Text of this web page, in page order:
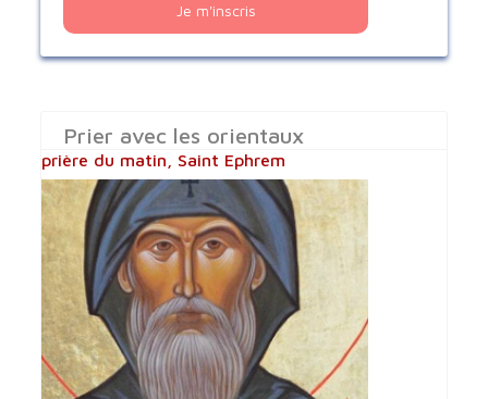
Je m'inscris
Prier avec les orientaux
prière du matin, Saint Ephrem